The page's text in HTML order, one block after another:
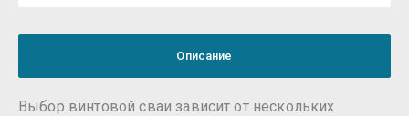
Описание
Выбор винтовой сваи зависит от нескольких